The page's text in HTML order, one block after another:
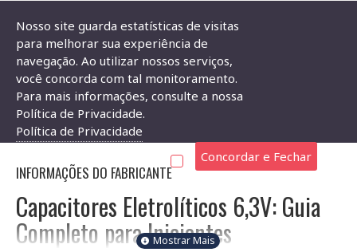
Componentes Eletrônicos Capacitor
CAPACITOR ELETROLÍTICO 6,3V
INFORMAÇÕES DO FABRICANTE
Capacitores Eletrolíticos 6,3V: Guia
Completo para Iniciantes
Nosso site guarda estatísticas de visitas
para melhorar sua experiência de
navegação. Ao utilizar nossos serviços,
você concorda com tal monitoramento.
Para mais informações, consulte a nossa
Política de Privacidade.
Política de Privacidade
Concordar e Fechar